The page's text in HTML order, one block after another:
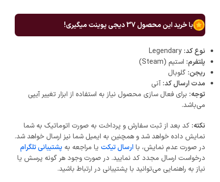
با خرید این محصول37دیجی پوینت میگیری!
نوع کد:
پلتفرم: استیم (Steam)
ریجن: گلوبال
مدت ارسال کد: آنی
توجه: برای فعال سازی محصول نیاز به استفاده از ابزار تغییر آیپی
می‌باشد.
نکته: کد بعد از ثبت سفارش و پرداخت به صورت اتوماتیک به شما
نمایش داده خواهد شد و همچنین به ایمیل شما نیز ارسال خواهد شد.
در صورت عدم نمایش، باارسال تیکت یا مراجعه به پشتیبانی تلگرام
درخواست ارسال مجدد کد نمایید. در صورت وجود هر گونه پرسش یا
نیاز به راهنمایی می‌توانید با پشتیبانی در ارتباط باشید.